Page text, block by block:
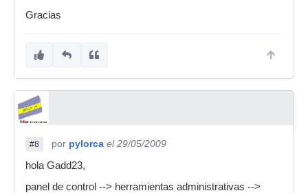
Gracias
#8 por pylorca el 29/05/2009
hola Gadd23,
panel de control --> herramientas administrativas -->